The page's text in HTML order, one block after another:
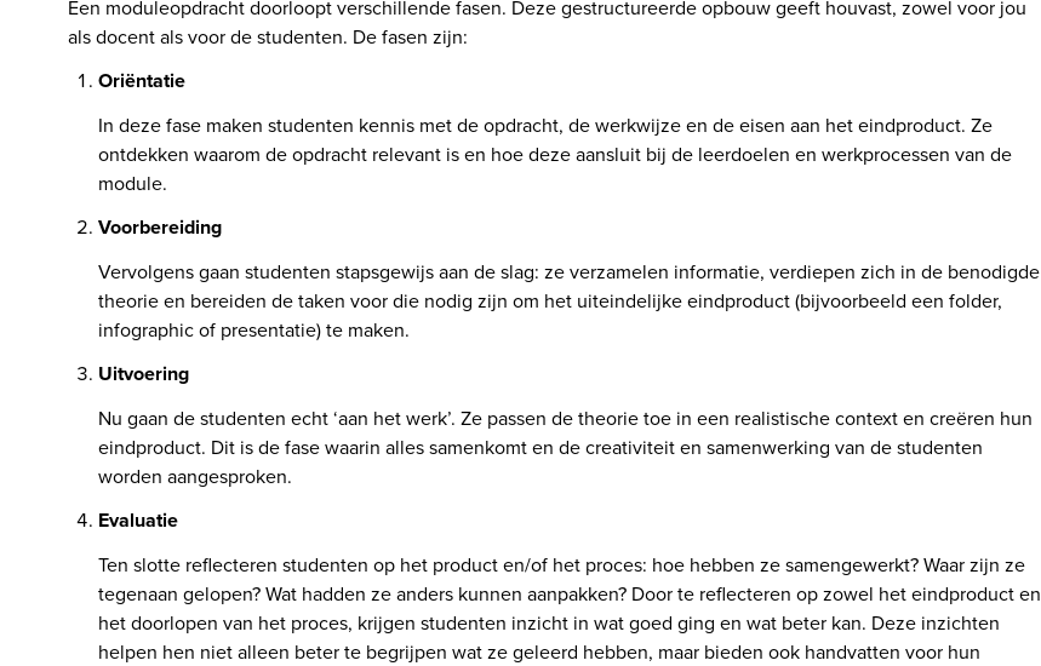
Een moduleopdracht doorloopt verschillende fasen. Deze gestructureerde opbouw geeft houvast, zowel voor jou
als docent als voor de studenten. De fasen zijn:
Oriëntatie
In deze fase maken studenten kennis met de opdracht, de werkwijze en de eisen aan het eindproduct. Ze
ontdekken waarom de opdracht relevant is en hoe deze aansluit bij de leerdoelen en werkprocessen van de
module.
Voorbereiding
Vervolgens gaan studenten stapsgewijs aan de slag: ze verzamelen informatie, verdiepen zich in de benodigde
theorie en bereiden de taken voor die nodig zijn om het uiteindelijke eindproduct (bijvoorbeeld een folder,
infographic of presentatie) te maken.
Uitvoering
Nu gaan de studenten echt ‘aan het werk’. Ze passen de theorie toe in een realistische context en creëren hun
eindproduct. Dit is de fase waarin alles samenkomt en de creativiteit en samenwerking van de studenten
worden aangesproken.
Evaluatie
Ten slotte reflecteren studenten op het product en/of het proces: hoe hebben ze samengewerkt? Waar zijn ze
tegenaan gelopen? Wat hadden ze anders kunnen aanpakken? Door te reflecteren op zowel het eindproduct en
het doorlopen van het proces, krijgen studenten inzicht in wat goed ging en wat beter kan. Deze inzichten
helpen hen niet alleen beter te begrijpen wat ze geleerd hebben, maar bieden ook handvatten voor hun